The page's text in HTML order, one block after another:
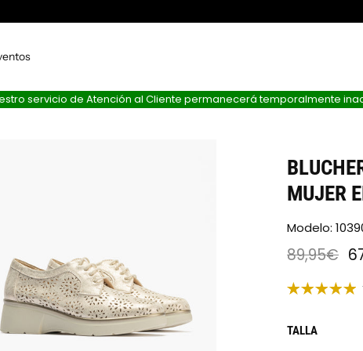
servicio de Atención al Cliente permanecerá temporalmente
MUJER
Modelo:
89,95€
TALLA